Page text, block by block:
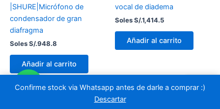
Confirme stock via Whatsapp antes de darle a comprar :)
Descartar
|SHURE|Micrófono de
condensador de gran
diafragma
Soles S/.948.8
Añadir al carrito
vocal de diadema
Soles S/.1,414.5
Añadir al carrito